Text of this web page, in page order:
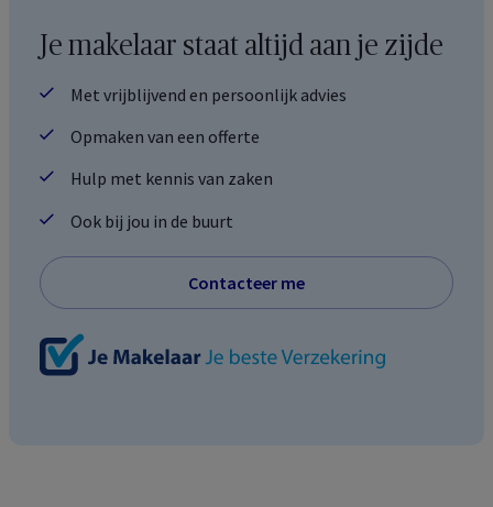
Je makelaar staat altijd aan je zijde
Met vrijblijvend en persoonlijk advies
Opmaken van een offerte
Hulp met kennis van zaken
Ook bij jou in de buurt
Contacteer me